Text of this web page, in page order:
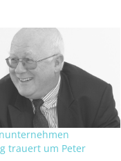
trauert um Peter